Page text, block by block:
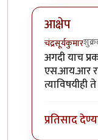
आक्षेप
चंद्रसूर्यकुमार
In reply to
अगदी याच
एस.आय.आर
प्रतिसाद